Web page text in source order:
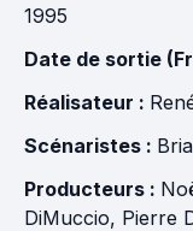
1995
Date de sortie
Réalisateur :
Scénaristes :
Producteurs :
DiMuccio, Pierre